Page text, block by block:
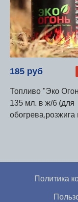
185 руб
Топливо "Эко
135 мл. в ж/б (для
Политика